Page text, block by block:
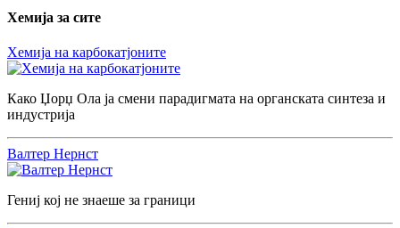
Хемија за сите
Хемија на карбокатјоните
Како Џорџ Ола ја смени парадигмата на органската синтеза и
индустрија
Валтер Нернст
Гениј кој не знаеше за граници